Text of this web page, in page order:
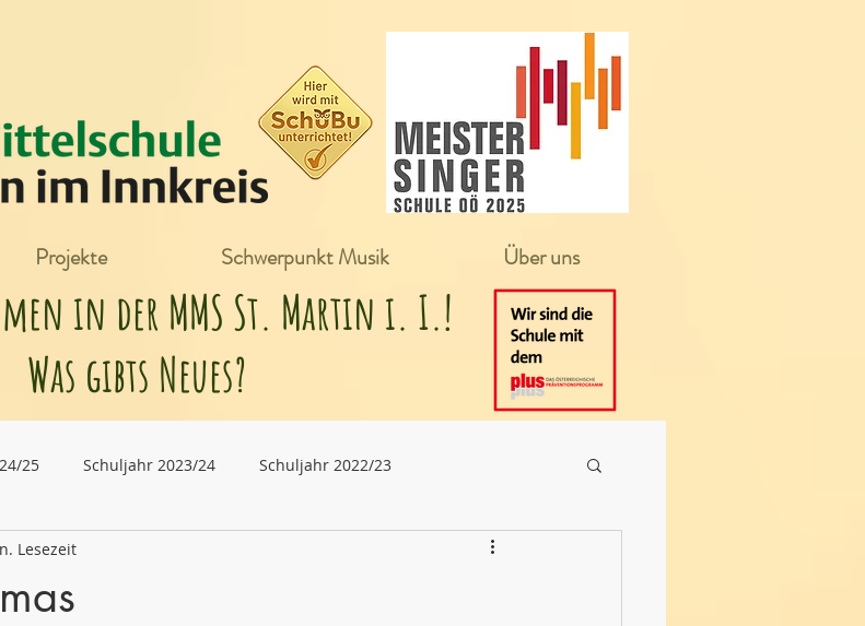
in der MMS St. Martin i. I.!
Was gibts Neues?
25 Schuljahr 2023/24 Schuljahr 2022/23
2019/20
Lesezeit
Projekte Schwerpunkt Musik Über uns